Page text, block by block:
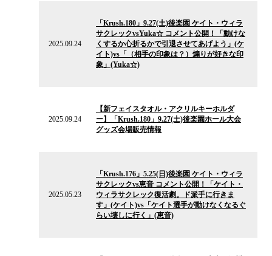
2025.09.24
「Krush.180」9.27(土)後楽園 ケイト・ウィラ
サクレックvsYuka☆ コメント公開！「動けな
くするか心折るかで引退させてあげよう」(ケ
イト)vs「（相手の印象は？）煽りが好きな印
象」(Yuka☆)
2025.09.24
【新フェイスタオル・アクリルキーホルダ
ー】「Krush.180」9.27(土)後楽園ホール大会
グッズ会場販売情報
2025.05.23
「Krush.176」5.25(日)後楽園 ケイト・ウィラ
サクレックvs恵音 コメント公開！「ケイト・
ウィラサクレック復活劇。ド派手に行きま
す」(ケイト)vs「ケイト選手が動けなくなるぐ
らい壊しに行く」(恵音)